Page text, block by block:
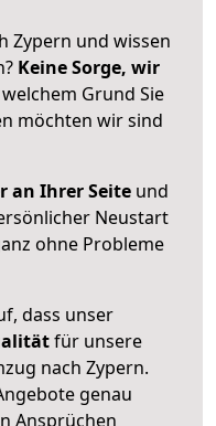
Zypern und wissen
Keine Sorge, wir
Grund Sie
möchten wir sind
an Ihrer Seite und
Neustart
ohne Probleme
dass unser
für unsere
nach Zypern.
genau
Ansprüchen